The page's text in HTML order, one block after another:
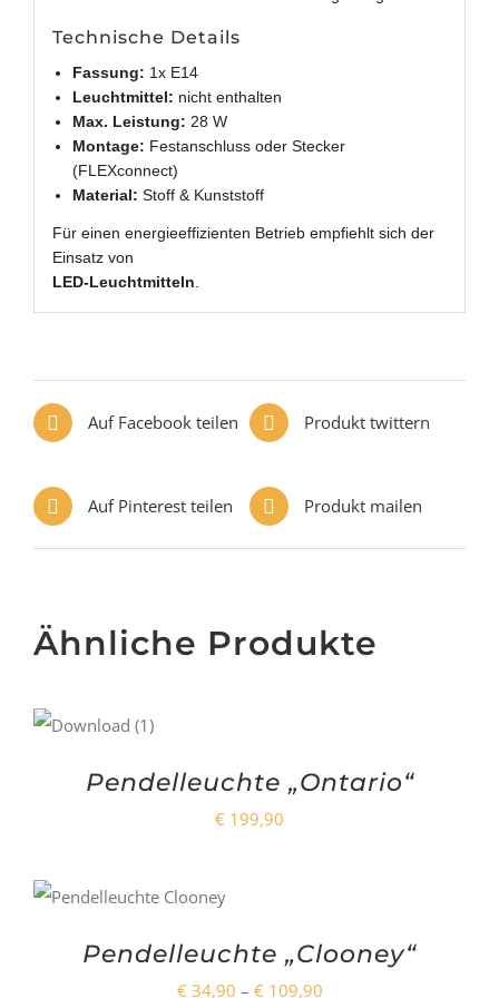
Technische Details
Fassung: 1x E14
Leuchtmittel: nicht enthalten
Max. Leistung: 28 W
Montage: Festanschluss oder Stecker
(FLEXconnect)
Material: Stoff & Kunststoff
Für einen energieeffizienten Betrieb empfiehlt sich der
Einsatz von
LED-Leuchtmitteln
Auf Facebook teilen Produkt twittern
Auf Pinterest teilen Produkt mailen
Ähnliche Produkte
Pendelleuchte „Ontario“
€ 199,90
WÄHLENDIESES
MEHRERE
Pendelleuchte „Clooney“
€ 34,90 – € 109,90Preisspanne: